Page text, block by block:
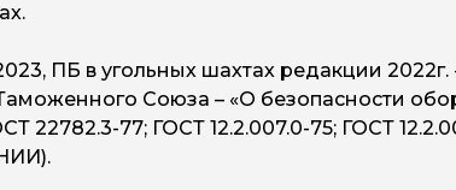
ПБ в угольных шахтах редакции
Союза – «О безопасности
22782.3-77; ГОСТ 12.2.007.0-75; ГОСТ